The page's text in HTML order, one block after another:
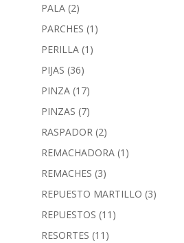
PALA (2)
PARCHES (1)
PERILLA (1)
PIJAS (36)
PINZA (17)
PINZAS (7)
RASPADOR (2)
REMACHADORA (1)
REMACHES (3)
REPUESTO MARTILLO (3)
REPUESTOS (11)
RESORTES (11)